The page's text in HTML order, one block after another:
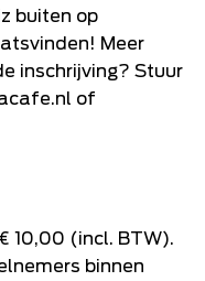
buiten op
Meer
inschrijving? Stuur
of
10,00 (incl. BTW).
binnen